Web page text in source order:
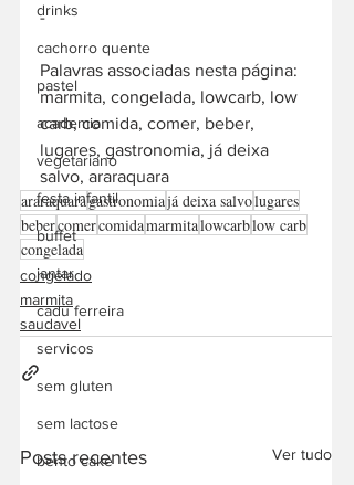
drinks
cachorro quente
pastel
academia
vegetariano
festa infantil
buffet
jantar
cadu ferreira
servicos
sem gluten
sem lactose
bento cake
-
Palavras associadas nesta página:
marmita, congelada, lowcarb, low
carb, comida, comer, beber,
lugares, gastronomia, já deixa
salvo, araraquara
araraquaragastronomiajá deixa salvolugares
bebercomercomidamarmitalowcarblow carb
congelada
congelado
marmita
saudavel
Posts recentes Ver tudo